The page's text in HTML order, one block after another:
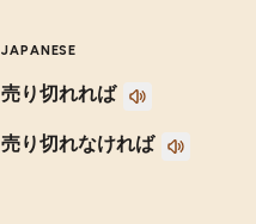
JAPANESE
売り切れれば
売り切れなければ